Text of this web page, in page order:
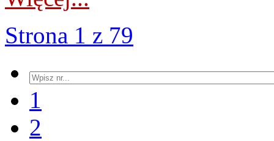
Strona 1 z 79
1
2